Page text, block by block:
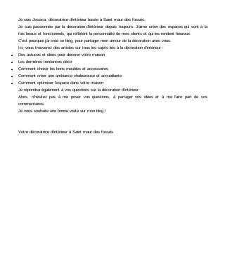
Je suis Jessica, décoratrice d'intérieur basée à Saint maur des fossés.
Je suis passionnée par la décoration d'intérieur depuis toujours. J'aime créer des espaces qui sont à la
fois beaux et fonctionnels, qui reflètent la personnalité de mes clients et qui les rendent heureux.
C'est pourquoi j'ai créé ce blog, pour partager mon amour de la décoration avec vous.
Ici, vous trouverez des articles sur tous les sujets liés à la décoration d'intérieur :
Des astuces et idées pour décorer votre maison
Les dernières tendances déco
Comment choisir les bons meubles et accessoires
Comment créer une ambiance chaleureuse et accueillante
Comment optimiser l'espace dans votre maison
Je répondrai également à vos questions sur la décoration d'intérieur.
Alors, n'hésitez pas à me poser vos questions, à partager vos idées et à me faire part de vos
commentaires.
Je vous souhaite une bonne visite sur mon blog !
Votre décoratrice d'intérieur à Saint maur des fossés